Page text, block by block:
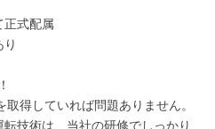
正式配属
得していれば問題ありません。
技術は、当社の研修でしっかり